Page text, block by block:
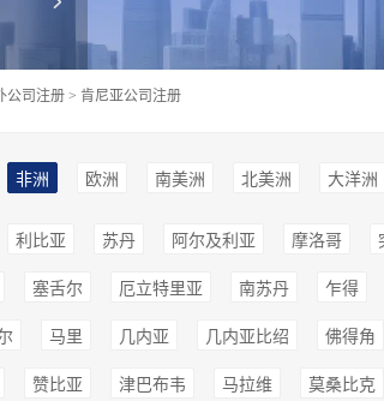
公司注册 > 肯尼亚公司注册
非洲 欧洲 南美洲 北美洲 大洋洲
利比亚 苏丹 阿尔及利亚 摩洛哥
塞舌尔 厄立特里亚 南苏丹 乍得
马里 几内亚 几内亚比绍 佛得角
赞比亚 津巴布韦 马拉维 莫桑比克